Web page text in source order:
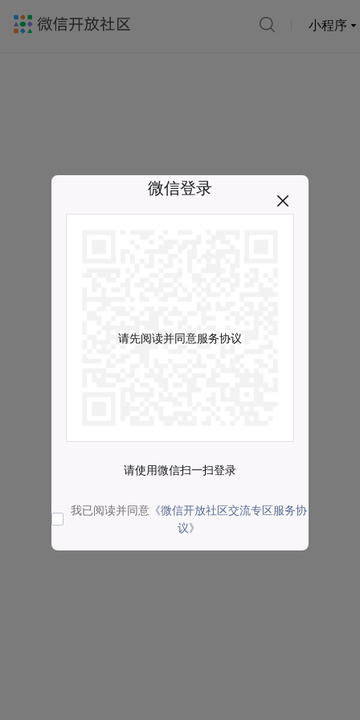
小程序
微信登录
请先阅读并同意服务协议
请使用微信扫一扫登录
我已阅读并同意 《微信开放社区交流专区服务协
议》